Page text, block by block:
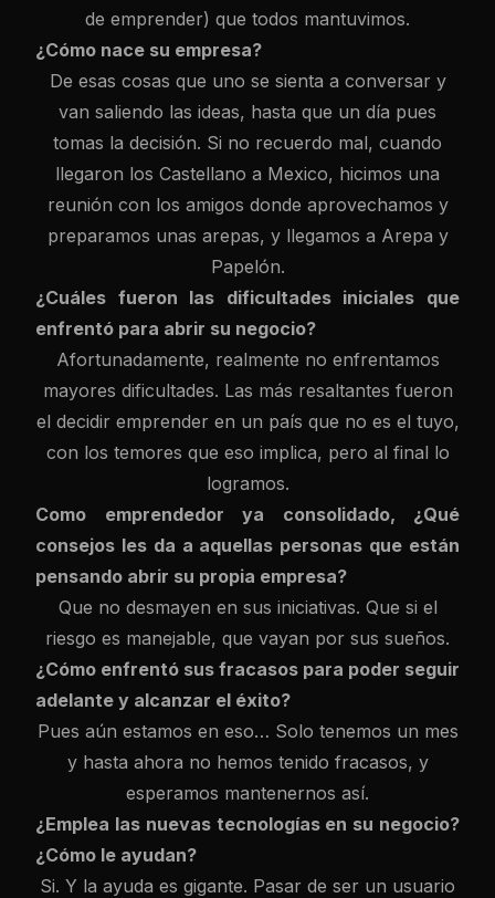
de emprender) que todos mantuvimos.
¿Cómo nace su empresa?
De esas cosas que uno se sienta a conversar y
van saliendo las ideas, hasta que un día pues
tomas la decisión. Si no recuerdo mal, cuando
llegaron los Castellano a Mexico, hicimos una
reunión con los amigos donde aprovechamos y
preparamos unas arepas, y llegamos a Arepa y
Papelón.
¿Cuáles fueron las dificultades iniciales que
enfrentó para abrir su negocio?
Afortunadamente, realmente no enfrentamos
mayores dificultades. Las más resaltantes fueron
el decidir emprender en un país que no es el tuyo,
con los temores que eso implica, pero al final lo
logramos.
Como emprendedor ya consolidado, ¿Qué
consejos les da a aquellas personas que están
pensando abrir su propia empresa?
Que no desmayen en sus iniciativas. Que si el
riesgo es manejable, que vayan por sus sueños.
¿Cómo enfrentó sus fracasos para poder seguir
adelante y alcanzar el éxito?
Pues aún estamos en eso… Solo tenemos un mes
y hasta ahora no hemos tenido fracasos, y
esperamos mantenernos así.
¿Emplea las nuevas tecnologías en su negocio?
¿Cómo le ayudan?
Si. Y la ayuda es gigante. Pasar de ser un usuario